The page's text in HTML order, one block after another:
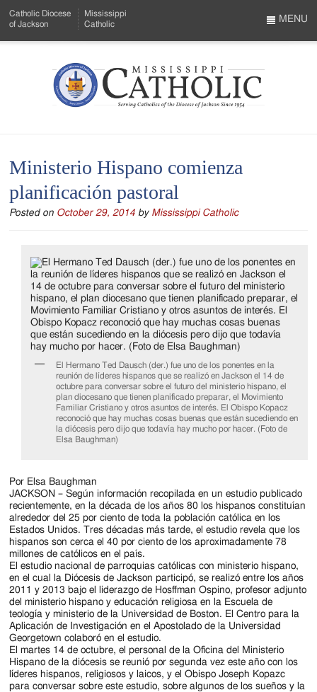
to
Menu
Content
Catholic Diocese
of Jackson
Mississippi
Catholic
Mississippi
Serving
Catholics
of
Diocese
of
Jackson
Since
1954
MENU
Ministerio Hispano comienza
planificación pastoral
Posted on October 29, 2014 by Mississippi Catholic
El Hermano Ted Dausch (der.) fue uno de los ponentes en la
reunión de líderes hispanos que se realizó en Jackson el 14 de
octubre para conversar sobre el futuro del ministerio hispano, el
plan diocesano que tienen planificado preparar, el Movimiento
Familiar Cristiano y otros asuntos de interés. El Obispo Kopacz
reconoció que hay muchas cosas buenas que están sucediendo en
la diócesis pero dijo que todavía hay mucho por hacer. (Foto de
Elsa Baughman)
Por Elsa Baughman
JACKSON – Según información recopilada en un estudio publicado
recientemente, en la década de los años 80 los hispanos constituían
alrededor del 25 por ciento de toda la población católica en los
Estados Unidos. Tres décadas más tarde, el estudio revela que los
hispanos son cerca el 40 por ciento de los aproximadamente 78
millones de católicos en el país.
El estudio nacional de parroquias católicas con ministerio hispano,
en el cual la Diócesis de Jackson participó, se realizó entre los años
2011 y 2013 bajo el liderazgo de Hosffman Ospino, profesor adjunto
del ministerio hispano y educación religiosa en la Escuela de
teología y ministerio de la Universidad de Boston. El Centro para la
Aplicación de Investigación en el Apostolado de la Universidad
Georgetown colaboró en el estudio.
El martes 14 de octubre, el personal de la Oficina del Ministerio
Hispano de la diócesis se reunió por segunda vez este año con los
líderes hispanos, religiosos y laicos, y el Obispo Joseph Kopazc
para conversar sobre este estudio, sobre algunos de los sueños y la